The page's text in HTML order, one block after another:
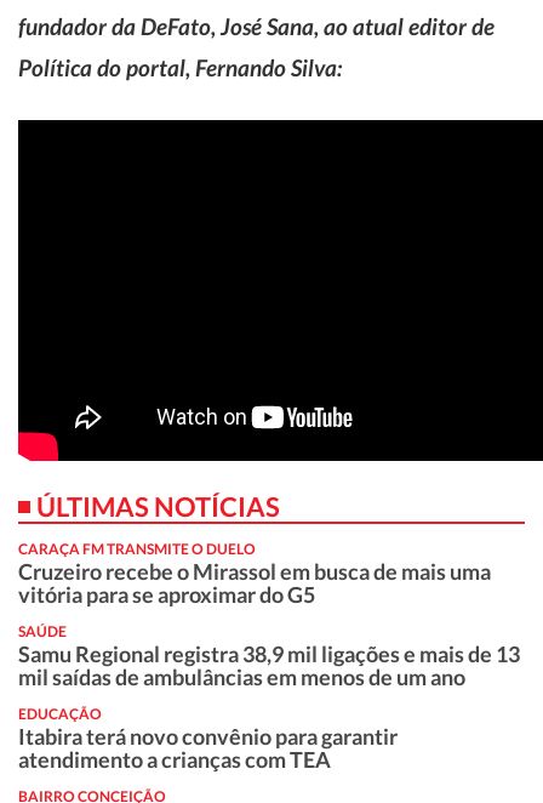
fundador da DeFato, José Sana, ao atual editor de
Política do portal, Fernando Silva:
ÚLTIMAS NOTÍCIAS
CARAÇA FM TRANSMITE O DUELO
Cruzeiro recebe o Mirassol em busca de mais uma
vitória para se aproximar do G5
SAÚDE
Samu Regional registra 38,9 mil ligações e mais de 13
mil saídas de ambulâncias em menos de um ano
EDUCAÇÃO
Itabira terá novo convênio para garantir
atendimento a crianças com TEA
BAIRRO CONCEIÇÃO